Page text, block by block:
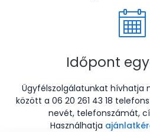
Időpont
Ügyfélszolgálatunkat hívhatja
között a 06 20 261 43 18
nevét, telefonszámát,
Használhatja